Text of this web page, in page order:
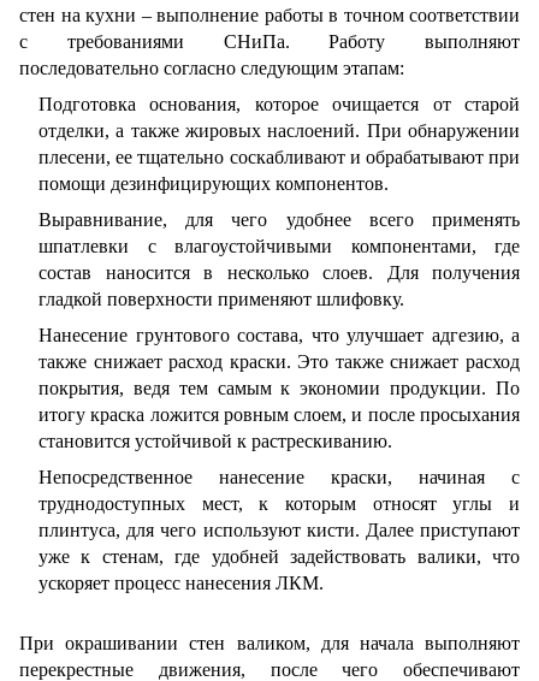
стен на кухни – выполнение работы в точном соответствии
с требованиями СНиПа. Работу выполняют
последовательно согласно следующим этапам:
Подготовка основания, которое очищается от старой
отделки, а также жировых наслоений. При обнаружении
плесени, ее тщательно соскабливают и обрабатывают при
помощи дезинфицирующих компонентов.
Выравнивание, для чего удобнее всего применять
шпатлевки с влагоустойчивыми компонентами, где
состав наносится в несколько слоев. Для получения
гладкой поверхности применяют шлифовку.
Нанесение грунтового состава, что улучшает адгезию, а
также снижает расход краски. Это также снижает расход
покрытия, ведя тем самым к экономии продукции. По
итогу краска ложится ровным слоем, и после просыхания
становится устойчивой к растрескиванию.
Непосредственное нанесение краски, начиная с
труднодоступных мест, к которым относят углы и
плинтуса, для чего используют кисти. Далее приступают
уже к стенам, где удобней задействовать валики, что
ускоряет процесс нанесения ЛКМ.
При окрашивании стен валиком, для начала выполняют
перекрестные движения, после чего обеспечивают